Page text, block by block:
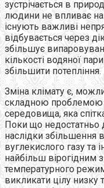
зустрічається в
людини не впливає
існують важливі
відбувається через
збільшує
кількості водяної
збільшити потепління.
Зміна клімату є,
складною проблемою
середовища, яка
Поки що недостатньо
наслідки збільшення
вуглекислого газу та
найбільш вірогідним
температурного
викликати цілу